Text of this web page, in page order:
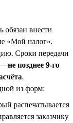
обязан внести
«Мой налог».
Сроки передачи
— не позднее 9-го
.
из форм:
распечатывается
заказчику